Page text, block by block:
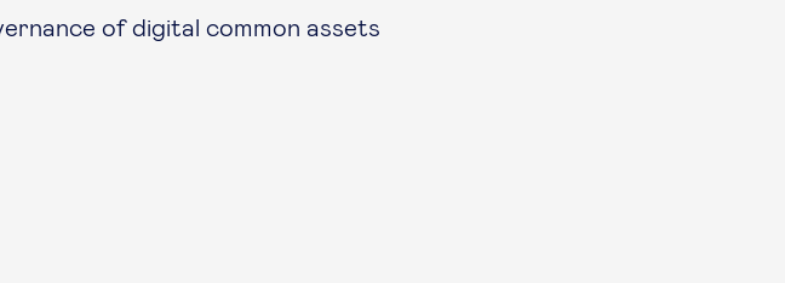
of digital common assets